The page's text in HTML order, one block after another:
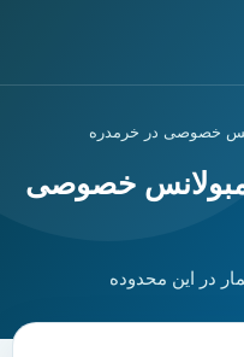
خصوصی در خرمدره
خصوصی
در این محدوده